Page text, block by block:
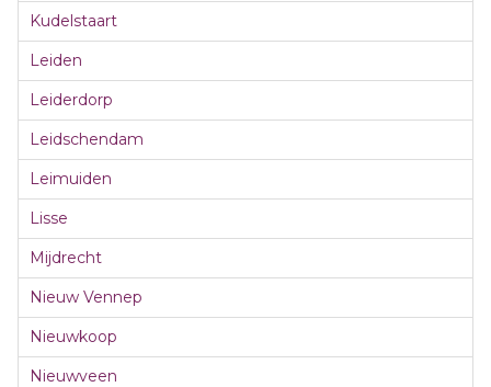
Kudelstaart
Leiden
Leiderdorp
Leidschendam
Leimuiden
Lisse
Mijdrecht
Nieuw Vennep
Nieuwkoop
Nieuwveen